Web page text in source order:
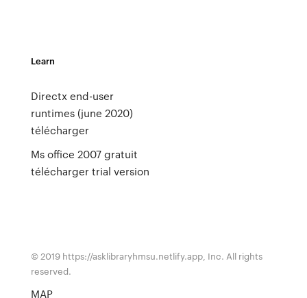
Learn
Directx end-user
runtimes (june 2020)
télécharger
Ms office 2007 gratuit
télécharger trial version
© 2019 https://asklibraryhmsu.netlify.app, Inc. All rights
reserved.
MAP